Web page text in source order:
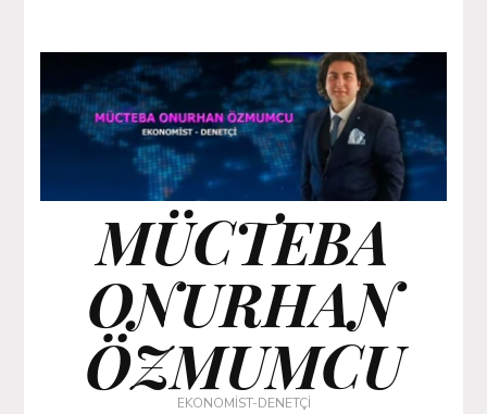
MÜCTEBA
ONURHAN
ÖZMUMCU
EKONOMİST-DENETÇİ